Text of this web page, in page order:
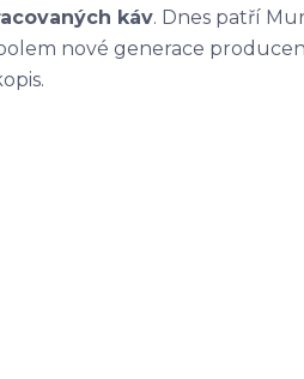
káv. Dnes patří
nové generace